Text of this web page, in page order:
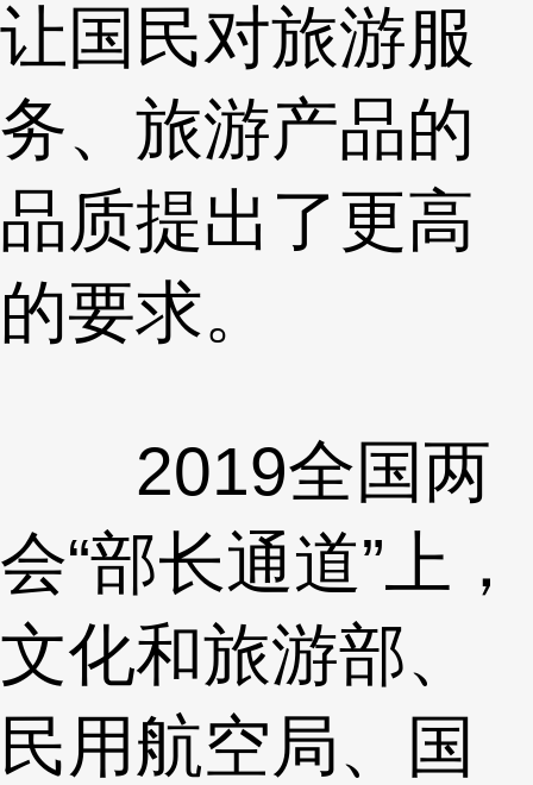
让国民对旅游服
务、旅游产品的
品质提出了更高
的要求。
2019全国两
会“部长通道”上，
文化和旅游部、
民用航空局、国